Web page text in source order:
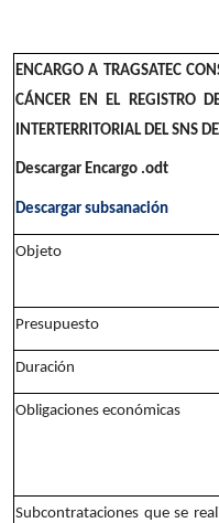
ENCARGO A TRAGSATEC
CÁNCER EN EL REGISTRO
INTERTERRITORIAL DEL
Descargar Encargo .odt
Descargar subsanación
Objeto
Presupuesto
Duración
Obligaciones económicas
Subcontrataciones que se